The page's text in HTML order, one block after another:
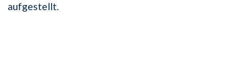
aufgestellt.